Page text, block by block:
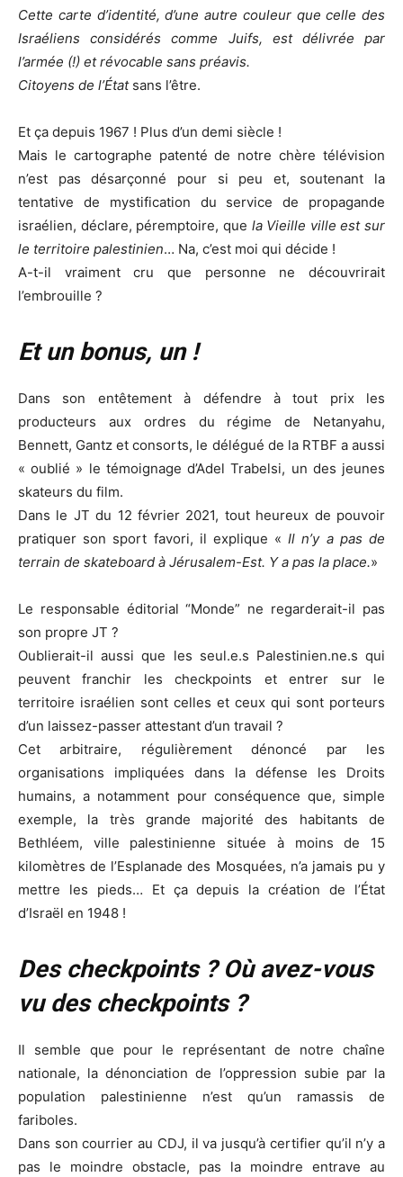
Cette carte d’identité, d’une autre couleur que celle des
Israéliens considérés comme Juifs, est délivrée par
l’armée (!) et révocable sans préavis.
Citoyens de l’Étatsans l’être.
Et ça depuis 1967 ! Plus d’un demi siècle !
Mais le cartographe patenté de notre chère télévision
n’est pas désarçonné pour si peu et, soutenant la
tentative de mystification du service de propagande
israélien, déclare, péremptoire, que la Vieille ville est sur
le territoire palestinien… Na, c’est moi qui décide !
A-t-il vraiment cru que personne ne découvrirait
l’embrouille ?
Et un bonus, un !
Dans son entêtement à défendre à tout prix les
producteurs aux ordres du régime de Netanyahu,
Bennett, Gantz et consorts, le délégué de la RTBF a aussi
« oublié » le témoignage d’Adel Trabelsi, un des jeunes
skateurs du film.
Dans le JT du 12 février 2021, tout heureux de pouvoir
pratiquer son sport favori, il explique «Il n’y a pas de
terrain de skateboard à Jérusalem-Est. Y a pas la place.»
Le responsable éditorial “Monde” ne regarderait-il pas
son propre JT ?
Oublierait-il aussi que les seul.e.s Palestinien.ne.s qui
peuvent franchir les checkpoints et entrer sur le
territoire israélien sont celles et ceux qui sont porteurs
d’un laissez-passer attestant d’un travail ?
Cet arbitraire, régulièrement dénoncé par les
organisations impliquées dans la défense les Droits
humains, a notamment pour conséquence que, simple
exemple, la très grande majorité des habitants de
Bethléem, ville palestinienne située à moins de 15
kilomètres de l’Esplanade des Mosquées, n’a jamais pu y
mettre les pieds… Et ça depuis la création de l’État
d’Israël en 1948 !
Des checkpoints ? Où avez-vous
vu des checkpoints ?
Il semble que pour le représentant de notre chaîne
nationale, la dénonciation de l’oppression subie par la
population palestinienne n’est qu’un ramassis de
fariboles.
Dans son courrier au CDJ, il va jusqu’à certifier qu’il n’y a
pas le moindre obstacle, pas la moindre entrave au